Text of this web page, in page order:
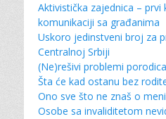
Aktivistička zajednica –
komunikaciji sa građanima
Uskoro jedinstveni broj za
Centralnoj Srbiji
(Ne)rešivi problemi
Šta će kad ostanu bez
Ono sve što ne znaš o meni
Osobe sa invaliditetom